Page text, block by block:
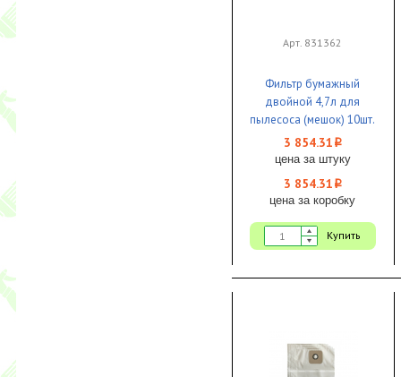
Арт. 831362
Фильтр бумажный
двойной 4,7л для
пылесоса (мешок) 10шт.
Dorsalino 1/1
3 854.31 i
цена за штуку
3 854.31 i
цена за коробку
Купить